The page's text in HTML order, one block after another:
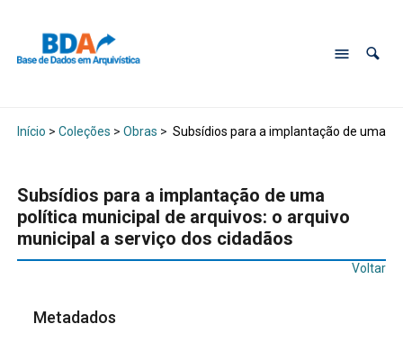
Início > Coleções > Obras > Subsídios para a implantação de uma
Subsídios para a implantação de uma
política municipal de arquivos: o arquivo
municipal a serviço dos cidadãos
Voltar
Metadados